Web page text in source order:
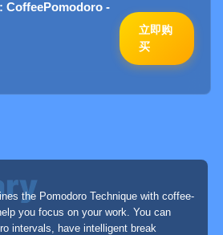
CoffeePomodoro -
立即购
买
the Pomodoro Technique with coffee-
you focus on your work. You can
intervals, have intelligent break